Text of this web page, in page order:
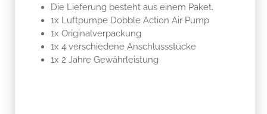
Die Lieferung besteht aus einem Paket.
1x Luftpumpe Dobble Action Air Pump
1x Originalverpackung
1x 4 verschiedene Anschlussstücke
1x 2 Jahre Gewährleistung